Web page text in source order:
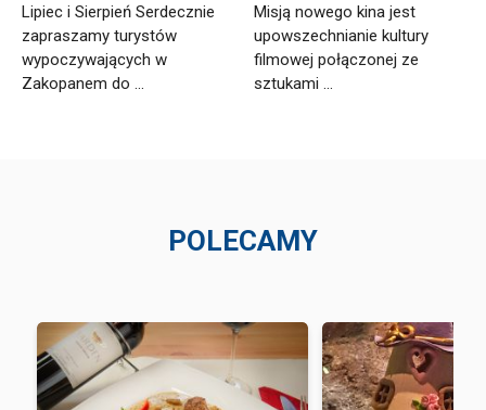
Lipiec i Sierpień Serdecznie
zapraszamy turystów
wypoczywających w
Zakopanem do ...
Misją nowego kina jest
upowszechnianie kultury
filmowej połączonej ze
sztukami ...
POLECAMY